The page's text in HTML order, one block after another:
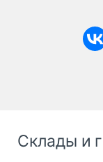
Склады и